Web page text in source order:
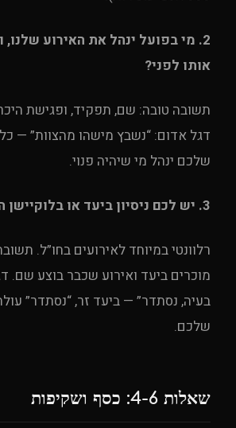
2. מי בפועל ינהל את האירוע שלנו,
אותו לפני?
תשובה טובה: שם, תפקיד, ופגישת
דגל אדום: “נשבץ מישהו מהצוות” —
שלכם ינהל מי שיהיה פנוי.
3. יש לכם ניסיון ביעד או בלוקיישן הספציפי?
רלוונטי במיוחד לאירועים בחו”ל.
מוכרים ביעד ואירוע שכבר בוצע שם.
בעיה, נסתדר” — ביעד זר, “נסתדר”
שלכם.
שאלות 4-6: כסף ושקיפות